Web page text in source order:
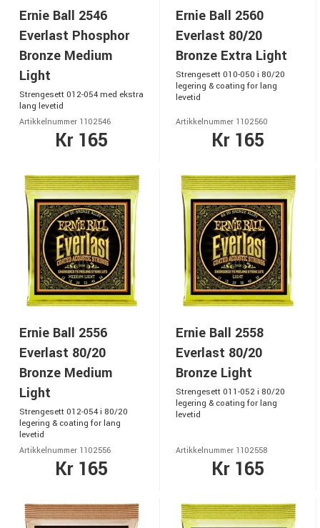
Ernie Ball 2546
Everlast Phosphor
Bronze Medium
Light
Strengesett 012-054 med ekstra
lang levetid
Artikkelnummer 1102546
Kr 165
Ernie Ball 2560
Everlast 80/20
Bronze Extra Light
Strengesett 010-050 i 80/20
legering & coating for lang
levetid
Artikkelnummer 1102560
Kr 165
Ernie Ball 2556
Everlast 80/20
Bronze Medium
Light
Strengesett 012-054 i 80/20
legering & coating for lang
levetid
Artikkelnummer 1102556
Kr 165
Ernie Ball 2558
Everlast 80/20
Bronze Light
Strengesett 011-052 i 80/20
legering & coating for lang
levetid
Artikkelnummer 1102558
Kr 165